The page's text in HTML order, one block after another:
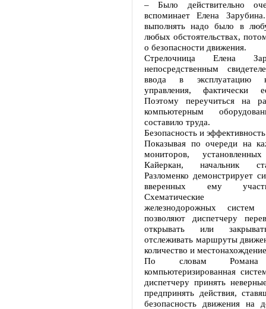
– Было действительно
вспоминает Елена
выполнять надо было в
любых обстоятельствах,
о безопасности движения.
Стрелочница Елена
непосредственным
ввода в эксплуатацию
управления, фактически
Поэтому переучиться на
компьютерным
составило труда.
Безопасность и эффективность
Показывая по очереди на
мониторов,
Кайеркан, начальник
Разломенко демонстрирует
вверенных ему
Схематические
железнодорожных систем
позволяют диспетчеру
открывать или
отслеживать маршруты
количество и
По словам Романа
компьютеризированная
диспетчеру принять
предпринять действия,
безопасность движения на